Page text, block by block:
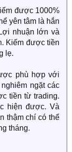
được 1000%
yên tâm là hắn
nhuận lớn và
Kiếm được tiền
lẹ.
phù hợp với
ngặt các
tiền từ trading.
hiện được. Và
thậm chí có thể
tháng.